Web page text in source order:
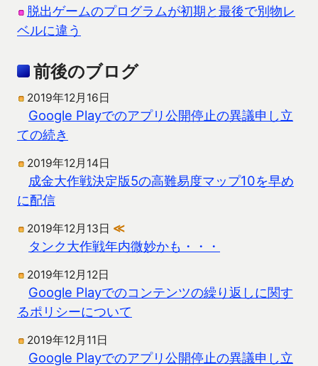
脱出ゲームのプログラムが初期と最後で別物レ
ベルに違う
前後のブログ
2019年12月16日
Google Playでのアプリ公開停止の異議申し立
ての続き
2019年12月14日
成金大作戦決定版5の高難易度マップ10を早め
に配信
2019年12月13日 ≪
タンク大作戦年内微妙かも・・・
2019年12月12日
Google Playでのコンテンツの繰り返しに関す
るポリシーについて
2019年12月11日
Google Playでのアプリ公開停止の異議申し立